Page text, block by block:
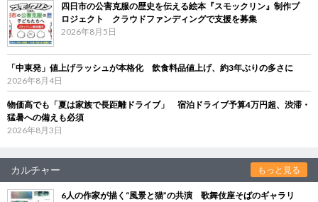
四日市の公害克服の歴史を伝える絵本『スモックリン』制作プ
ロジェクト クラウドファンディングで支援を募集
2026年8月5日
「中東発」値上げラッシュが本格化 飲食料品値上げ、約3年ぶりの多さに
2026年8月4日
物価高でも「夏は家族で長距離ドライブ」 宿泊ドライブ予算4万円超、渋滞・
猛暑への備えも必須
2026年8月3日
カルチャー もっと見る
6人の作家が描く“風景と猫”の共演 歌舞伎座そばのギャラリ